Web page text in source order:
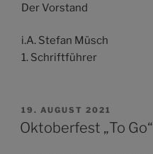
Der Vorstand
i.A. Stefan Müsch
1. Schriftführer
VERÖFFENTLICHT
AM
19. AUGUST 2021
Oktoberfest „To Go“